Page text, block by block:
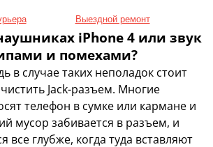
Выездной ремонт
iPhone 4 или звук
и помехами?
в случае таких неполадок стоит
Jack-разъем. Многие
телефон в сумке или кармане и
мусор забивается в разъем, и
все глубже, когда туда вставляют